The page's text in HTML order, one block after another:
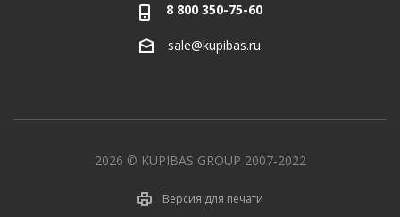
8 800 350-75-60
sale@kupibas.ru
2026 © KUPIBAS GROUP 2007-2022
Версия для печати